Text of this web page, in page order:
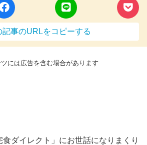
記事のURLをコピーする
には広告を含む場合があります
ダイレクト」にお世話になりまくり